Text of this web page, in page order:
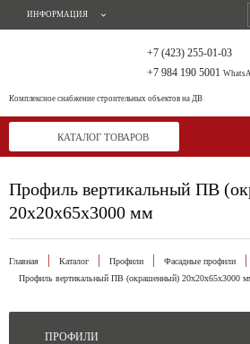
ИНФОРМАЦИЯ
Комплексное снабжение строительных объектов на ДВ
+7 (423) 255-01-03
+7 984 190 5001
КАТАЛОГ ТОВАРОВ
Профиль вертикальный ПВ
20х20х65х3000 мм
Главная Каталог Профили
Фасадные профили
Профиль вертикальный ПВ (окрашенный) 20х20х65х3000
ПРОФИЛИ